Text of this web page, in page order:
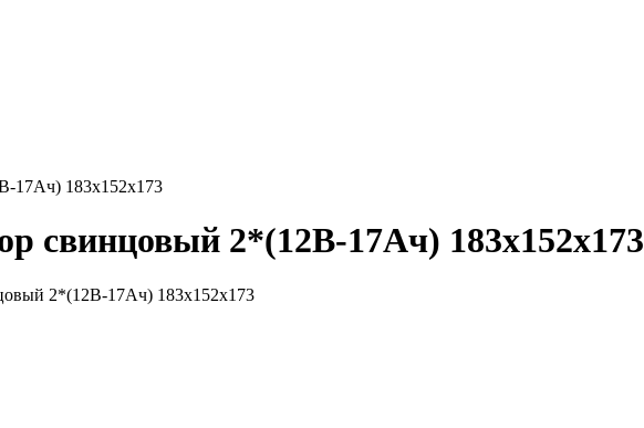
17Ач) 183x152x173
свинцовый 2*(12В-17Ач) 183x152x173